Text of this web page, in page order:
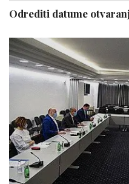
Odrediti datume